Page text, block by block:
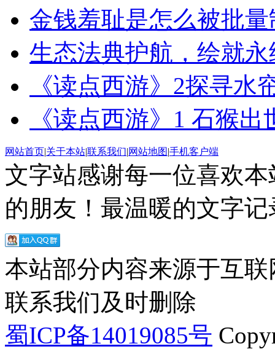
金钱羞耻是怎么被批
生态法典护航，绘就
《读点西游》2探寻水
《读点西游》1 ​石猴出
网站首页|关于本站|联系我们|网站地图|手机客户端
文字站感谢每一位喜欢
的朋友！最温暖的文字
本站部分内容来源于互
联系我们及时删除
蜀ICP备14019085号